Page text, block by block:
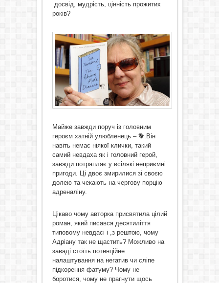
досвід, мудрість, цінність прожитих
років?
Майже завжди поруч із головним
героєм хатній улюбленець – 🐕.Він
навіть немає ніякої клички, такий
самий невдаха як і головний герой,
завжди потрапляє у всілякі неприємні
пригоди. Ці двоє змирилися зі своєю
долею та чекають на чергову порцію
адреналіну.
Цікаво чому авторка присвятила цілий
роман, який писався десятиліття
типовому невдасі і ,з рештою, чому
Адріану так не щастить? Можливо на
заваді стоїть потенційне
налаштування на негатив чи сліпе
підкорення фатуму? Чому не
боротися, чому не прагнути щось